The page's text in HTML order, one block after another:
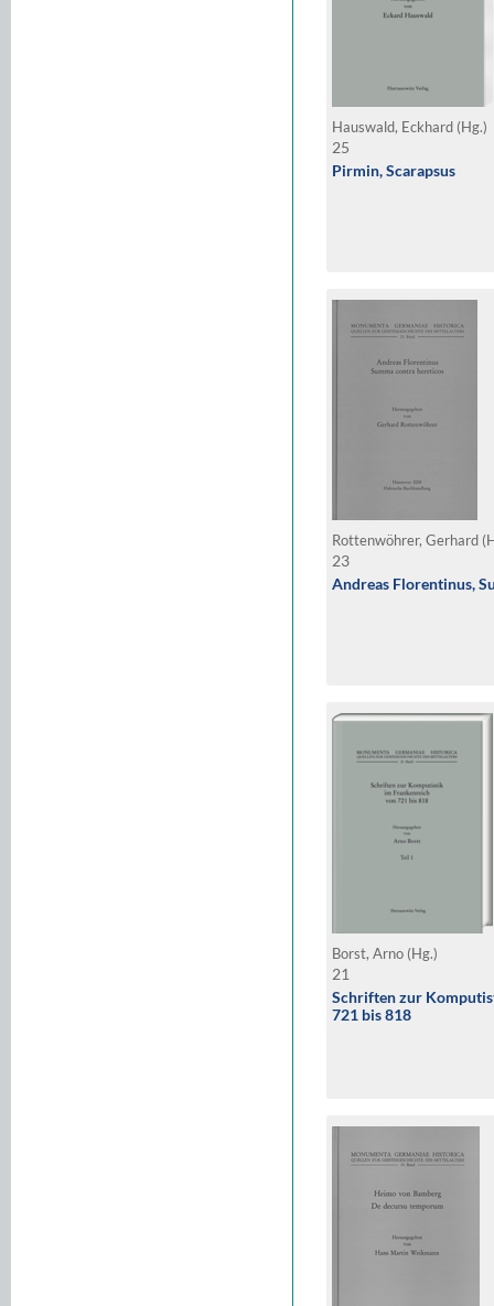
Hauswald, Eckhard (Hg.)
25
Pirmin, Scarapsus
Rottenwöhrer, Gerhard
23
Andreas Florentinus,
Borst, Arno (Hg.)
21
Schriften zur
721 bis 818